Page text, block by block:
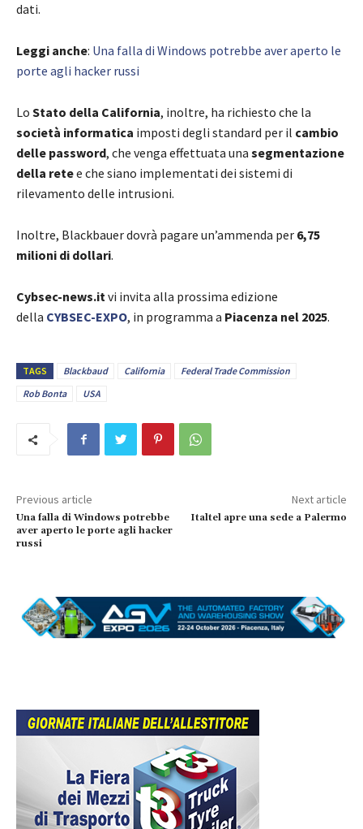
dati.
Leggi anche: Una falla di Windows potrebbe aver aperto le
porte agli hacker russi
Lo Stato della California, inoltre, ha richiesto che la
società informatica imposti degli standard per il cambio
delle password, che venga effettuata una segmentazione
della retee che siano implementati dei sistemi di
rilevamento delle intrusioni.
Inoltre, Blackbauer dovrà pagare un’ammenda per 6,75
milioni di dollari.
Cybsec-news.itvi invita alla prossima edizione
della CYBSEC-EXPO, in programma a Piacenza nel 2025.
TAGS Blackbaud California
Federal Trade Commission
Rob Bonta
USA
Previous article
Una falla di Windows potrebbe
aver aperto le porte agli hacker
russi
Next article
Italtel apre una sede a Palermo